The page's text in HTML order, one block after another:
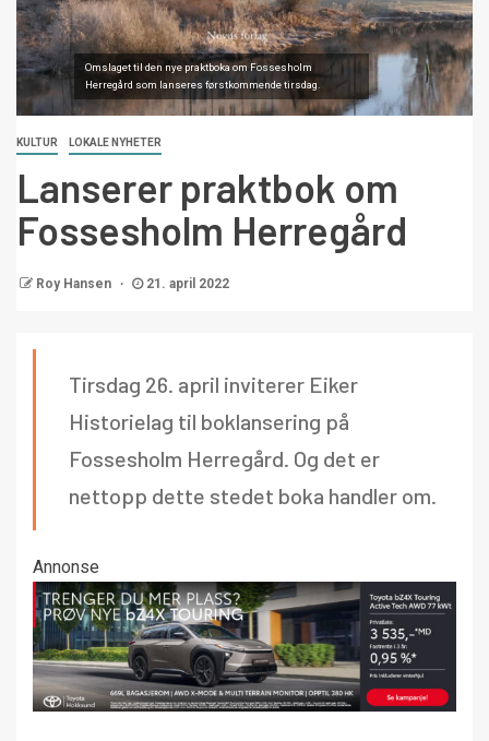
Omslaget til den nye praktboka om Fossesholm
Herregård som lanseres førstkommende tirsdag.
KULTUR LOKALE NYHETER
Lanserer praktbok om
Fossesholm Herregård
Roy Hansen 21. april 2022
Tirsdag 26. april inviterer Eiker
Historielag til boklansering på
Fossesholm Herregård. Og det er
nettopp dette stedet boka handler om.
Annonse